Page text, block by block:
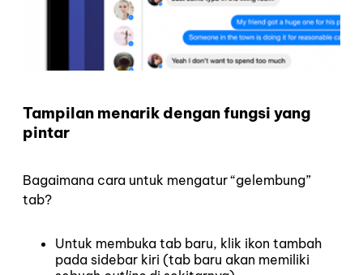
Tampilan menarik dengan fungsi yang
pintar
Bagaimana cara untuk mengatur “gelembung”
tab?
Untuk membuka tab baru, klik ikon tambah
pada sidebar kiri (tab baru akan memiliki